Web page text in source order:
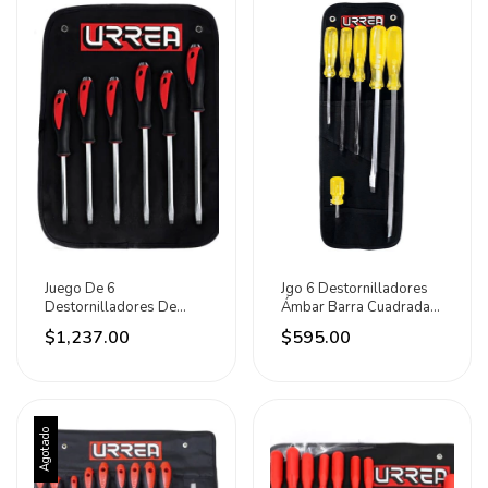
Juego De 6
Destornilladores De
Golpe Punta Plana Urrea
$1,237.00
Jgo 6 Destornilladores
Ámbar Barra Cuadrada
Pta Plana Urrea
$595.00
Agotado